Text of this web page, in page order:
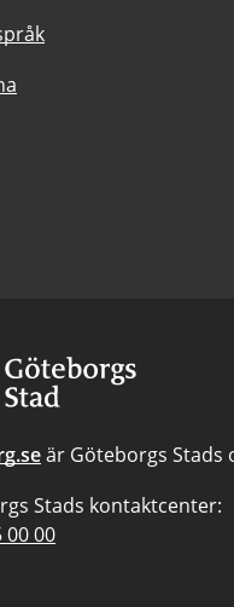
är Göteborgs Stads
Stads kontaktcenter:
00 00